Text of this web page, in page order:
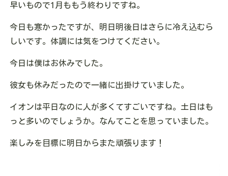
早いもので1月ももう終わりですね。
今日も寒かったですが、明日明後日はさらに冷え込むら
しいです。体調には気をつけてください。
今日は僕はお休みでした。
彼女も休みだったので一緒に出掛けていました。
イオンは平日なのに人が多くてすごいですね。土日はも
っと多いのでしょうか。なんてことを思っていました。
楽しみを目標に明日からまた頑張ります！